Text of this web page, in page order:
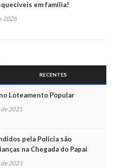
em família!
2026
RECENTES
Loteamento Popular
2021
pela Polícia são
na Chegada do Papai
2021